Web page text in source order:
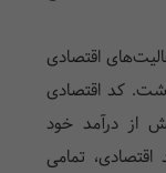
اقتصادی
کد اقتصادی
از درآمد خود
تمامی